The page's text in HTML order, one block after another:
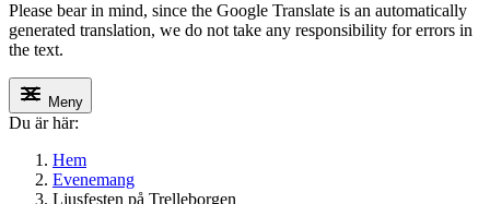
Please bear in mind, since the Google Translate is an automatically
generated translation, we do not take any responsibility for errors in
the text.
Meny
Du är här:
Hem
Evenemang
Ljusfesten på Trelleborgen